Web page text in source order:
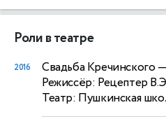
Роли в театре
2016 Свадьба Кречинского
Режиссёр: Рецептер В.Э
Театр: Пушкинская